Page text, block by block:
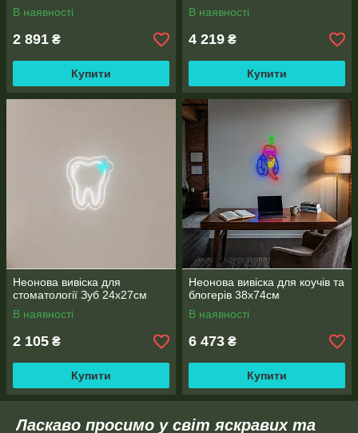
В наявності
2 891 ₴
Купити
В наявності
4 219 ₴
Купити
Неонова вивіска для
стоматології Зуб 24х27см
В наявності
2 105 ₴
Купити
Неонова вивіска для коучів та
блогерів 38х74см
В наявності
6 473 ₴
Купити
Ласкаво просимо у світ яскравих та